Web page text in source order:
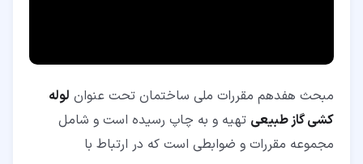
مبحث هفدهم مقررات ملی ساختمان تحت عنوان لوله
کشی گاز طبیعی تهیه و به چاپ رسیده است و شامل
مجموعه مقررات و ضوابطی است که در ارتباط با